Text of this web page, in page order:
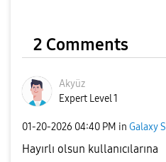
2 Comments
Akyüz
Expert Level 1
‎01-20-2026 04:40 PM in Galaxy S
Hayırlı olsun kullanıcılarına